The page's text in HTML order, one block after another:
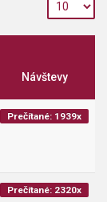
Návštevy
Prečítané: 1939x
Prečítané: 2320x